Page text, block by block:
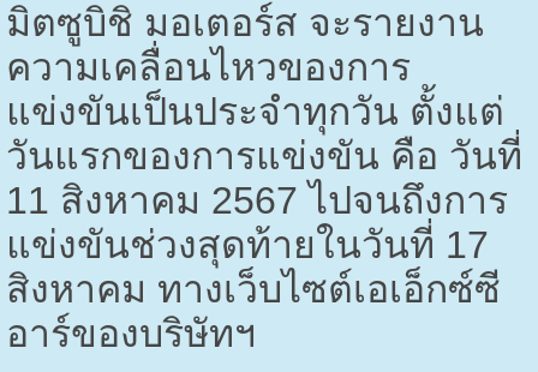
มิตซูบิชิ มอเตอร์ส จะรายงาน
ความเคลื่อนไหวของการ
แข่งขันเป็นประจำทุกวัน ตั้งแต่
วันแรกของการแข่งขัน คือ วันที่
11 สิงหาคม 2567ไปจนถึงการ
แข่งขันช่วงสุดท้ายในวันที่ 17
สิงหาคม ทางเว็บไซต์เอเอ็กซ์ซี
อาร์ของบริษัทฯ